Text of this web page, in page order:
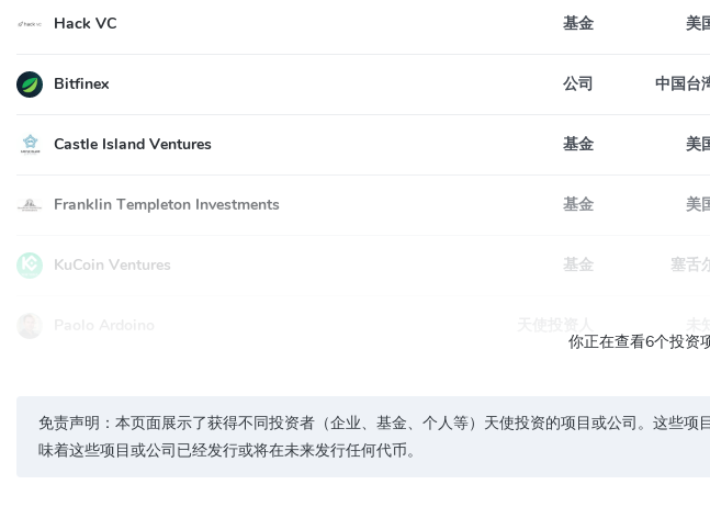
你正在查看6个投资
Hack VC 基金 美
Bitfinex 公司 中国台
Castle Island Ventures 基金 美
Franklin Templeton Investments 基金 美
KuCoin Ventures 基金 塞舌
免责声明：本页面展示了获得不同投资者（企业、基金、个人等）天使投资的项目或公司。这些
味着这些项目或公司已经发行或将在未来发行任何代币。